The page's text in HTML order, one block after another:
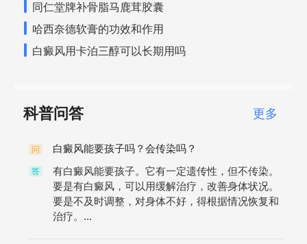
同仁堂牌补骨脂马鹿茸胶囊
哈西奈德软膏的功效和作用
白癜风用卡泊三醇可以长期用吗
科普问答 更多
问 白癜风能要孩子吗？会传染吗？
答
有白癜风能要孩子。它有一定遗传性，但不传染。
要是有白癜风，可以用缓解治疗，改善身体状况。
要是不及时调整，对身体不好，得根据情况恢复和
治疗。...